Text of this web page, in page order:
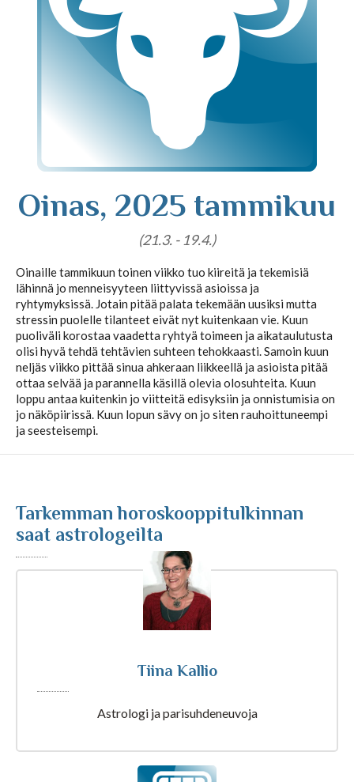
Tajunnanvirta puhepaketti
Horoskoopit
Horoskooppimerkit
Viikkohoroskooppi
Kuukausihoroskooppi
Vuosihoroskooppi
Rakkaushoroskooppi
Horoskooppiartikkelit
Oinas, 2025 tammikuu
(21.3. - 19.4.)
Oinaille tammikuun toinen viikko tuo kiireitä ja tekemisiä
lähinnä jo menneisyyteen liittyvissä asioissa ja
ryhtymyksissä. Jotain pitää palata tekemään uusiksi mutta
stressin puolelle tilanteet eivät nyt kuitenkaan vie. Kuun
puoliväli korostaa vaadetta ryhtyä toimeen ja aikataulutusta
olisi hyvä tehdä tehtävien suhteen tehokkaasti. Samoin kuun
neljäs viikko pittää sinua ahkeraan liikkeellä ja asioista pitää
ottaa selvää ja parannella käsillä olevia olosuhteita. Kuun
loppu antaa kuitenkin jo viitteitä edisyksiin ja onnistumisia on
jo näköpiirissä. Kuun lopun sävy on jo siten rauhoittuneempi
ja seesteisempi.
Tarkemman horoskooppitulkinnan
saat astrologeilta
Tiina Kallio
Astrologi ja parisuhdeneuvoja